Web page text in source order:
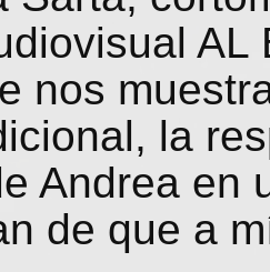
AL
nos
la
Andrea en
de que a